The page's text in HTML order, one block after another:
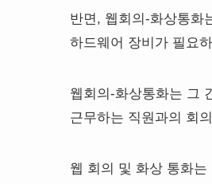
반면, 웹회의-화상통화
하드웨어 장비가 필요
웹회의-화상통화는 그
근무하는 직원과의 회
웹 회의 및 화상 통화